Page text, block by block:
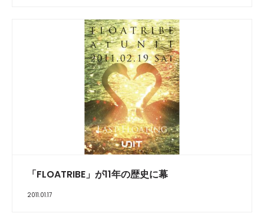
「FLOATRIBE」が11年の歴史に幕
2011.01.17